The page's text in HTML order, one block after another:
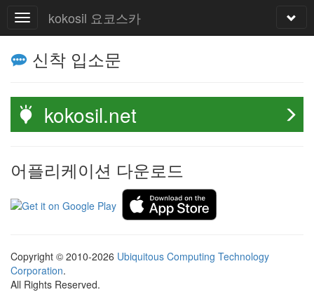
kokosil 요코스카
신착 입소문
kokosil.net
어플리케이션 다운로드
Copyright © 2010-2026 Ubiquitous Computing Technology
Corporation.
All Rights Reserved.